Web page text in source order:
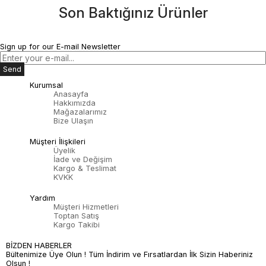
Son Baktığınız Ürünler
Sign up for our E-mail Newsletter
Send
Kurumsal
Anasayfa
Hakkımızda
Mağazalarımız
Bize Ulaşın
Müşteri İlişkileri
Üyelik
İade ve Değişim
Kargo & Teslimat
KVKK
Yardım
Müşteri Hizmetleri
Toptan Satış
Kargo Takibi
BİZDEN HABERLER
Bültenimize Üye Olun ! Tüm İndirim ve Fırsatlardan İlk Sizin Haberiniz
Olsun !